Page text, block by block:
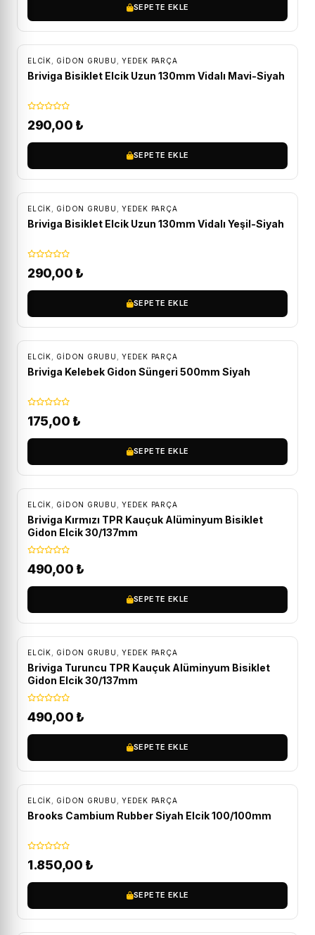
SEPETE EKLE
ELCIK GIDON GRUBU YEDEK PARÇA
Briviga Bisiklet Elcik Uzun 130mm Vidalı Mavi-Siyah
290,00 ₺
SEPETE EKLE
ELCIK GIDON GRUBU YEDEK PARÇA
Briviga Bisiklet Elcik Uzun 130mm Vidalı Yeşil-Siyah
290,00 ₺
SEPETE EKLE
ELCIK GIDON GRUBU YEDEK PARÇA
Briviga Kelebek Gidon Süngeri 500mm Siyah
175,00 ₺
SEPETE EKLE
ELCIK GIDON GRUBU YEDEK PARÇA
Briviga Kırmızı TPR Kauçuk Alüminyum Bisiklet
Gidon Elcik 30/137mm
490,00 ₺
SEPETE EKLE
ELCIK GIDON GRUBU YEDEK PARÇA
Briviga Turuncu TPR Kauçuk Alüminyum Bisiklet
Gidon Elcik 30/137mm
490,00 ₺
SEPETE EKLE
ELCIK GIDON GRUBU YEDEK PARÇA
Brooks Cambium Rubber Siyah Elcik 100/100mm
1.850,00 ₺
SEPETE EKLE